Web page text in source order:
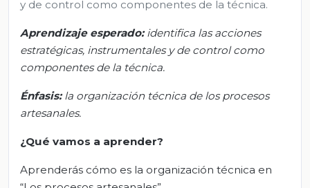
y de control como componentes de la técnica.
Aprendizaje esperado:identifica las acciones
estratégicas, instrumentales y de control como
componentes de la técnica.
Énfasis: la organización técnica de los procesos
artesanales.
¿Qué vamos a aprender?
Aprenderás cómo es la organización técnica en